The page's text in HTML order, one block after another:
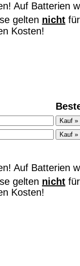
Auf Batterien
gelten nicht
Kosten!
Auf Batterien
gelten nicht
Kosten!